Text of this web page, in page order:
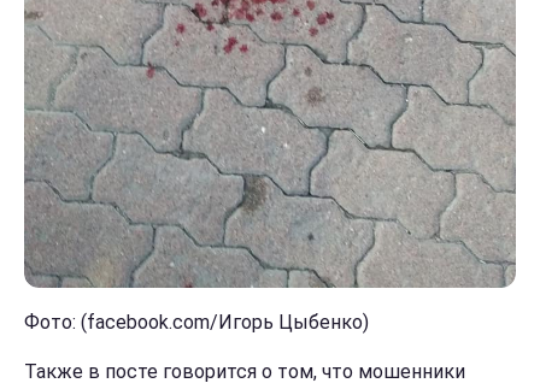
Фото: (facebook.com/Игорь Цыбенко)
Также в посте говорится о том, что мошенники